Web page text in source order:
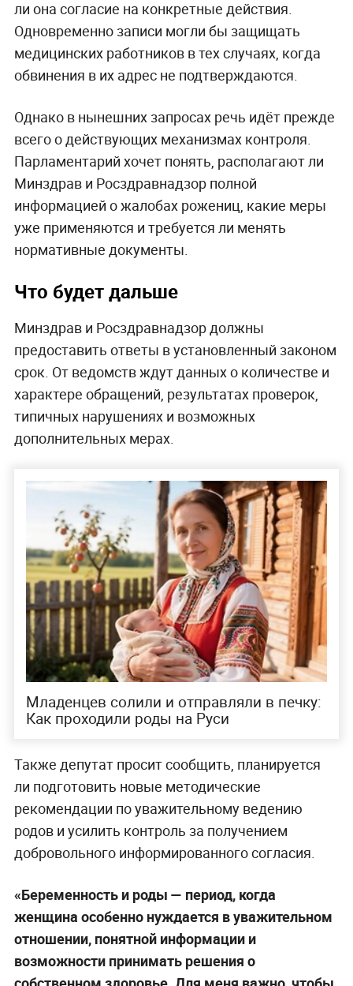
ли она согласие на конкретные действия.
Одновременно записи могли бы защищать
медицинских работников в тех случаях, когда
обвинения в их адрес не подтверждаются.
Однако в нынешних запросах речь идёт прежде
всего о действующих механизмах контроля.
Парламентарий хочет понять, располагают ли
Минздрав и Росздравнадзор полной
информацией о жалобах рожениц, какие меры
уже применяются и требуется ли менять
нормативные документы.
Что будет дальше
Минздрав и Росздравнадзор должны
предоставить ответы в установленный законом
срок. От ведомств ждут данных о количестве и
характере обращений, результатах проверок,
типичных нарушениях и возможных
дополнительных мерах.
Младенцев солили и отправляли в печку:
Как проходили роды на Руси
Также депутат просит сообщить, планируется
ли подготовить новые методические
рекомендации по уважительному ведению
родов и усилить контроль за получением
добровольного информированного согласия.
«Беременность и роды — период, когда
женщина особенно нуждается в уважительном
отношении, понятной информации и
возможности принимать решения о